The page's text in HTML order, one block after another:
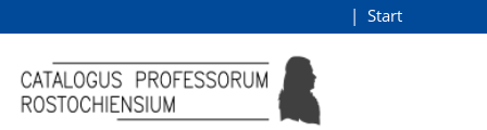
Browsen
direkt zum Inhalt
Start